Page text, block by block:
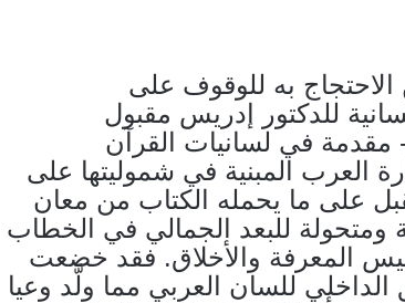
به للوقوف على
للدكتور إدريس مقبول
مقدمة في لسانيات القرآن
العرب المبنية في شموليتها على
على ما يحمله الكتاب من معان
ومتحولة للبعد الجمالي في الخطاب
المعرفة والأخلاق. فقد خضعت
الداخلي للسان العربي مما ولَّد وعيا